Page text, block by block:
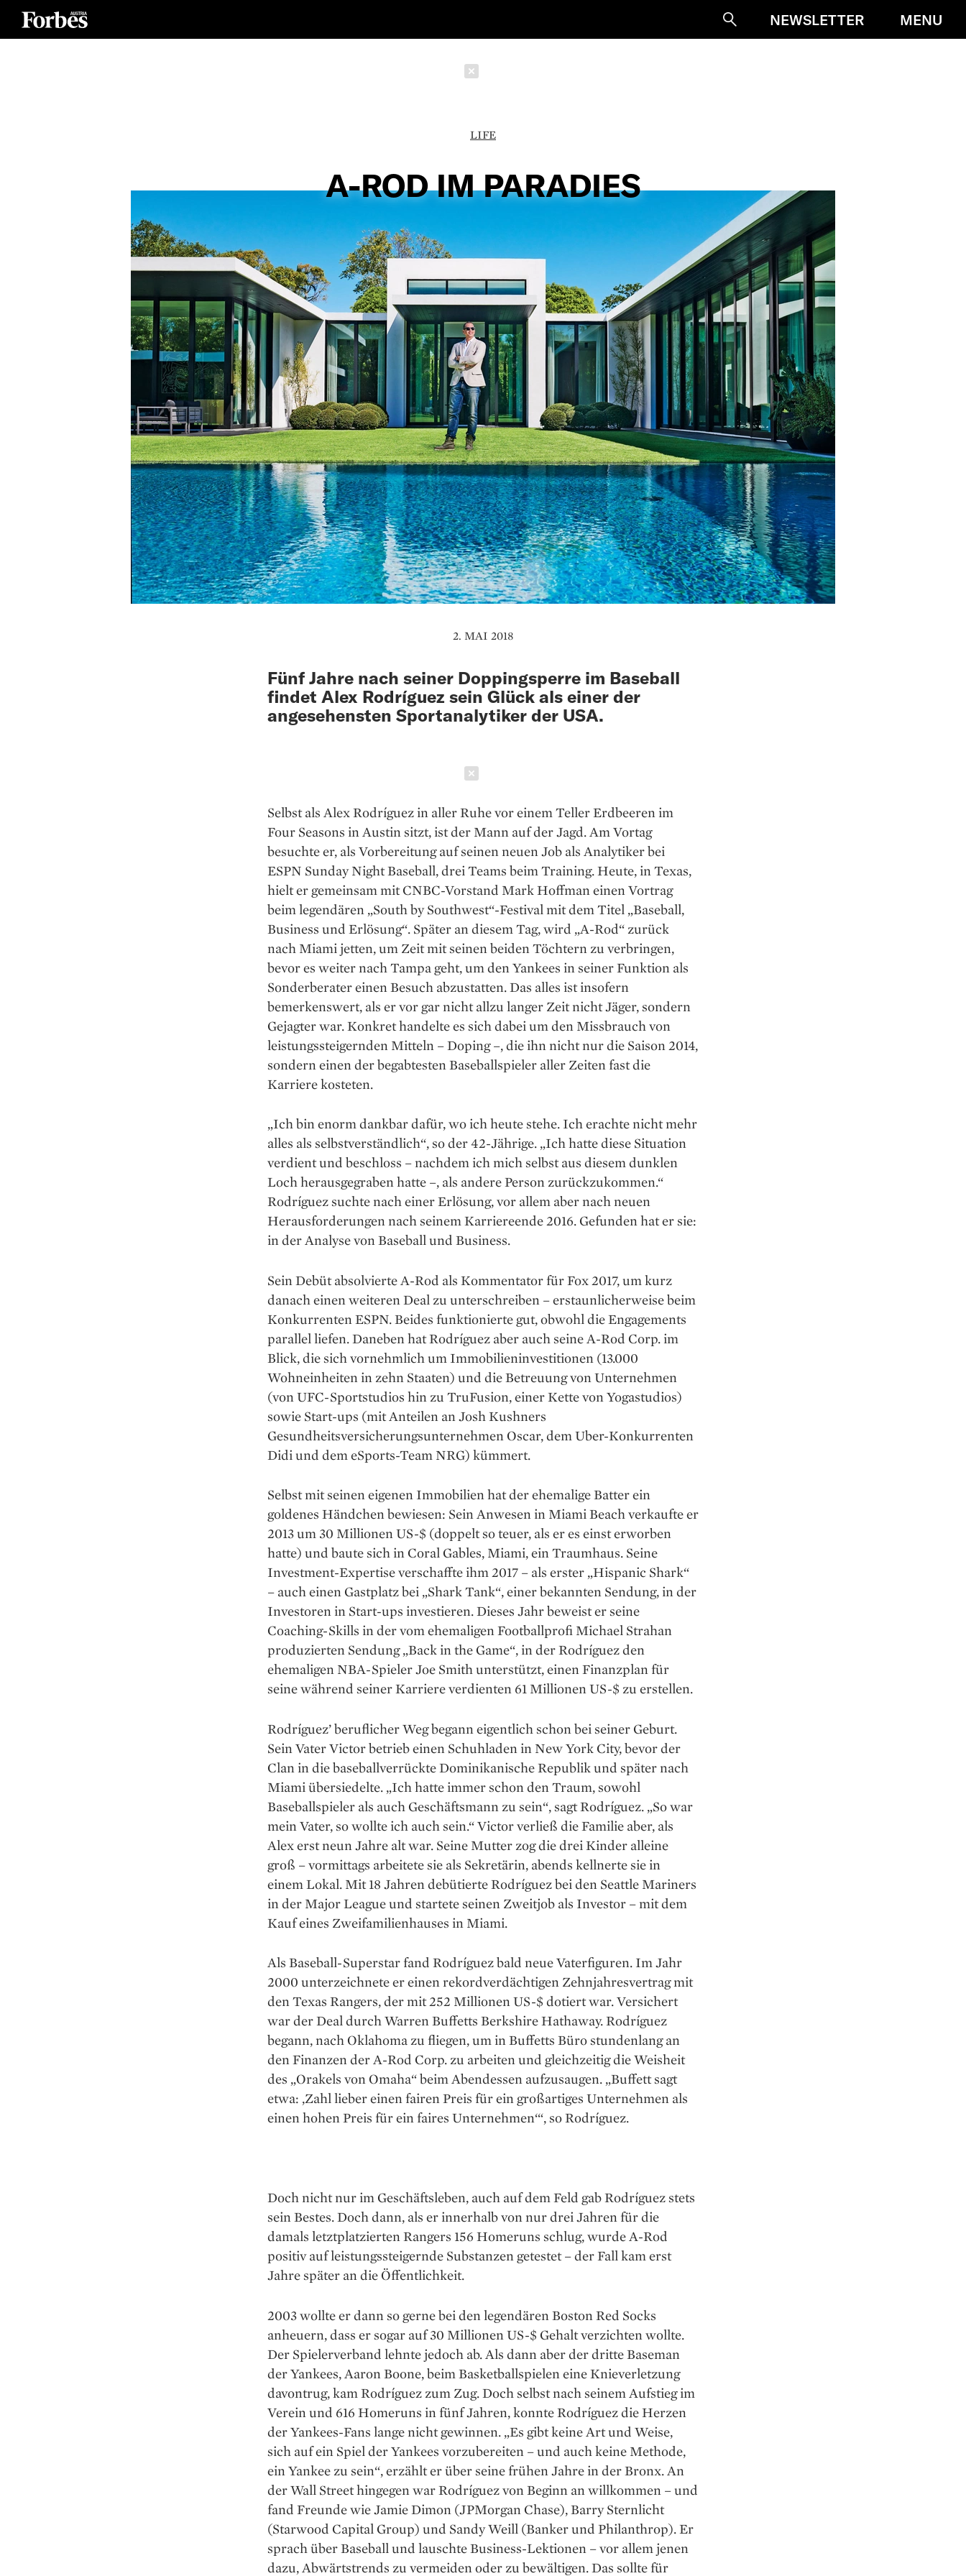
SucheNEWSLETTER MENU
LIFE
A-ROD IM PARADIES
2. MAI 2018
Fünf Jahre nach seiner Doppingsperre im Baseball
findet Alex Rodríguez sein Glück als einer der
angesehensten Sportanalytiker der USA.
Selbst als Alex Rodríguez in aller Ruhe vor einem Teller Erdbeeren im
Four Seasons in Austin sitzt, ist der Mann auf der Jagd. Am Vortag
besuchte er, als Vorbereitung auf seinen neuen Job als Analytiker bei
ESPN Sunday Night Baseball, drei Teams beim Training. Heute, in Texas,
hielt er gemeinsam mit CNBC-Vorstand Mark Hoffman einen Vortrag
beim legendären „South by Southwest“-Festival mit dem Titel „Baseball,
Business und Erlösung“. Später an diesem Tag, wird „A-Rod“ zurück
nach Miami jetten, um Zeit mit seinen beiden Töchtern zu verbringen,
bevor es weiter nach Tampa geht, um den Yankees in seiner Funktion als
Sonderberater einen Besuch abzustatten. Das alles ist insofern
bemerkenswert, als er vor gar nicht allzu langer Zeit nicht Jäger, sondern
Gejagter war. Konkret handelte es sich dabei um den Missbrauch von
leistungssteigernden Mitteln – Doping –, die ihn nicht nur die Saison 2014,
sondern einen der begabtesten Baseballspieler aller Zeiten fast die
Karriere kosteten.
„Ich bin enorm dankbar dafür, wo ich heute stehe. Ich erachte nicht mehr
alles als selbstverständlich“, so der 42-Jährige. „Ich hatte diese Situation
verdient und beschloss – nachdem ich mich selbst aus diesem dunklen
Loch herausgegraben hatte –, als andere Person zurückzukommen.“
Rodríguez suchte nach einer Erlösung, vor allem aber nach neuen
Herausforderungen nach seinem Karriereende 2016. Gefunden hat er sie:
in der Analyse von Baseball und Business.
Sein Debüt absolvierte A-Rod als Kommentator für Fox 2017, um kurz
danach einen weiteren Deal zu unterschreiben – erstaunlicherweise beim
Konkurrenten ESPN. Beides funktionierte gut, obwohl die Engagements
parallel liefen. Daneben hat Rodríguez aber auch seine A-Rod Corp. im
Blick, die sich vornehmlich um Immobilieninvestitionen (13.000
Wohneinheiten in zehn Staaten) und die Betreuung von Unternehmen
(von UFC-Sportstudios hin zu TruFusion, einer Kette von Yogastudios)
sowie Start-ups (mit Anteilen an Josh Kushners
Gesundheitsversicherungsunternehmen Oscar, dem Uber-Konkurrenten
Didi und dem eSports-Team NRG) kümmert.
Selbst mit seinen eigenen Immobilien hat der ehemalige Batter ein
goldenes Händchen bewiesen: Sein Anwesen in Miami Beach verkaufte er
2013 um 30 Millionen US-$ (doppelt so teuer, als er es einst erworben
hatte) und baute sich in Coral Gables, Miami, ein Traumhaus. Seine
Investment-­Expertise verschaffte ihm 2017 – als erster „Hispanic Shark“
– auch einen Gastplatz bei „Shark Tank“, einer bekannten Sendung, in der
Investoren in Start-ups investieren. Dieses Jahr beweist er seine
Coaching-Skills in der vom ehemaligen Footballprofi Michael Strahan
produzierten Sendung „Back in the Game“, in der Rodríguez den
ehemaligen NBA-Spieler Joe Smith unterstützt, einen Finanzplan für
seine während seiner Karriere verdienten 61 Millionen US-$ zu erstellen.
Rodríguez’ beruflicher Weg begann eigentlich schon bei seiner Geburt.
Sein Vater Victor betrieb einen Schuhladen in New York City, bevor der
Clan in die baseballverrückte Dominikanische Republik und später nach
Miami übersiedelte. „Ich hatte immer schon den Traum, sowohl
Baseballspieler als auch Geschäftsmann zu sein“, sagt Rodríguez. „So war
mein Vater, so wollte ich auch sein.“ Victor verließ die Familie aber, als
Alex erst neun Jahre alt war. Seine Mutter zog die drei Kinder alleine
groß – vormittags arbeitete sie als Sekretärin, abends kellnerte sie in
einem Lokal. Mit 18 Jahren debütierte Rodríguez bei den Seattle Mariners
in der Major League und startete seinen Zweitjob als Investor – mit dem
Kauf eines Zweifamilien­hauses in Miami.
Als Baseball-Superstar fand Rodríguez bald neue Vaterfiguren. Im Jahr
2000 unterzeichnete er einen rekordverdächtigen Zehnjahresvertrag mit
den Texas Rangers, der mit 252 Millionen US-$ dotiert war. Versichert
war der Deal durch Warren Buffetts Berkshire Hathaway. Rodríguez
begann, nach Oklahoma zu fliegen, um in Buffetts Büro stundenlang an
den Finanzen der A-Rod Corp. zu arbeiten und gleichzeitig die Weisheit
des „Orakels von Omaha“ beim Abendessen aufzusaugen. „Buffett sagt
etwa: ‚Zahl lieber ­einen fairen Preis für ein groß­artiges Unternehmen als
einen hohen Preis für ein faires Unternehmen‘“, so Rodríguez.
Doch nicht nur im Geschäftsleben, auch auf dem Feld gab Rodríguez stets
sein Bestes. Doch dann, als er innerhalb von nur drei Jahren für die
damals letztplatzierten Rangers 156 Homeruns schlug, wurde A-Rod
positiv auf leistungssteigernde Substanzen getestet – der Fall kam erst
Jahre später an die Öffentlichkeit.
2003 wollte er dann so gerne bei den legendären Boston Red Socks
anheuern, dass er sogar auf 30 Millionen US-$ Gehalt verzichten wollte.
Der Spielerverband lehnte jedoch ab. Als dann aber der dritte Baseman
der Yankees, Aaron Boone, beim Basketballspielen eine Knieverletzung
davontrug, kam Rodríguez zum Zug. Doch selbst nach seinem Aufstieg im
Verein und 616 Homeruns in fünf Jahren, konnte Rodríguez die Herzen
der Yankees-Fans lange nicht gewinnen. „Es gibt keine Art und Weise,
sich auf ein Spiel der Yankees vorzubereiten – und auch keine Methode,
ein Yankee zu sein“, erzählt er über seine frühen Jahre in der Bronx. An
der Wall Street hingegen war Rodríguez von Beginn an willkommen – und
fand Freunde wie Jamie Dimon (JPMorgan Chase), Barry Sternlicht
(Starwood Capital Group) und Sandy Weill (Banker und Philanthrop). Er
sprach über Baseball und lauschte Business-­Lektionen – vor allem jenen
dazu, Abwärtstrends zu vermeiden oder zu bewältigen. Das sollte für